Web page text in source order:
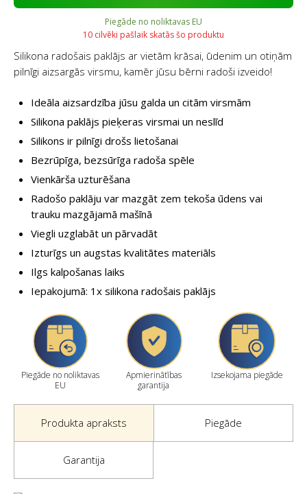
Piegāde no noliktavas EU
10 cilvēki pašlaik skatās šo produktu
Silikona radošais paklājs ar vietām krāsai, ūdenim un otiņām
pilnīgi aizsargās virsmu, kamēr jūsu bērni radoši izveido!
Ideāla aizsardzība jūsu galda un citām virsmām
Silikona paklājs pieķeras virsmai un neslīd
Silikons ir pilnīgi drošs lietošanai
Bezrūpīga, bezsūrīga radoša spēle
Vienkārša uzturēšana
Radošo paklāju var mazgāt zem tekoša ūdens vai
trauku mazgājamā mašīnā
Viegli uzglabāt un pārvadāt
Izturīgs un augstas kvalitātes materiāls
Ilgs kalpošanas laiks
Iepakojumā: 1x silikona radošais paklājs
Piegāde no noliktavas
EU
Apmierinātības
garantija
Izsekojama piegāde
Produkta apraksts Piegāde
Garantija